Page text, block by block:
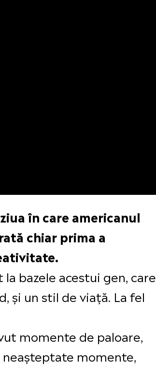
în care americanul
chiar prima a
la bazele acestui gen, care
și un stil de viață. La fel
momente de paloare,
neașteptate momente,